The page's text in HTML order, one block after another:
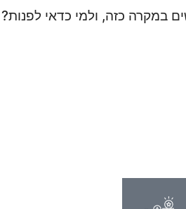
במקרה כזה, ולמי כדאי לפנות?